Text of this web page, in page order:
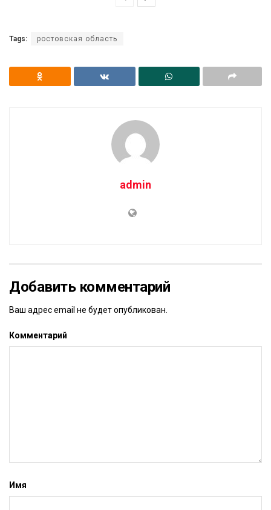
Tags: ростовская область
admin
Добавить комментарий
Ваш адрес email не будет опубликован.
Комментарий
Имя